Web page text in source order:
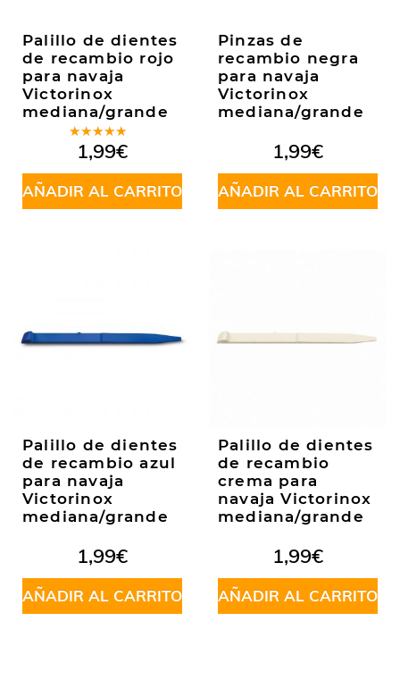
Palillo de dientes
de recambio rojo
para navaja
Victorinox
mediana/grande
Valorado
en5.00de
5
1,99€
AÑADIR AL CARRITO
Pinzas de
recambio negra
para navaja
Victorinox
mediana/grande
1,99€
AÑADIR AL CARRITO
Palillo de dientes
de recambio azul
para navaja
Victorinox
mediana/grande
1,99€
AÑADIR AL CARRITO
Palillo de dientes
de recambio
crema para
navaja Victorinox
mediana/grande
1,99€
AÑADIR AL CARRITO